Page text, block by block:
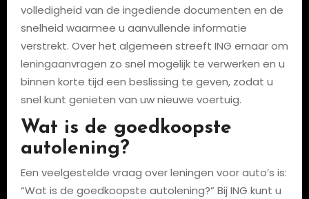
volledigheid van de ingediende documenten en de
snelheid waarmee u aanvullende informatie
verstrekt. Over het algemeen streeft ING ernaar om
leningaanvragen zo snel mogelijk te verwerken en u
binnen korte tijd een beslissing te geven, zodat u
snel kunt genieten van uw nieuwe voertuig.
Wat is de goedkoopste
autolening?
Een veelgestelde vraag over leningen voor auto’s is:
“Wat is de goedkoopste autolening?” Bij ING kunt u